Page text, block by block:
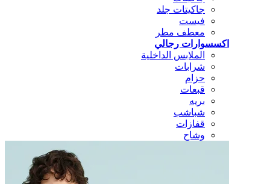
جاكيتات جلد
فيست
معطف مطر
اكسسوارات رجالي
الملابس الداخلية
شرابات
حزام
قبعات
بريه
شباشب
قفازات
وشاح